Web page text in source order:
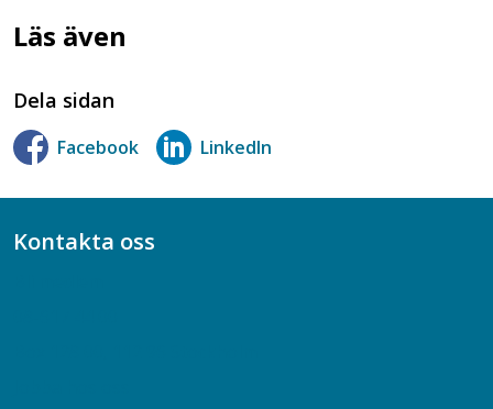
Läs även
Dela sidan
Facebook LinkedIn
Kontakta oss